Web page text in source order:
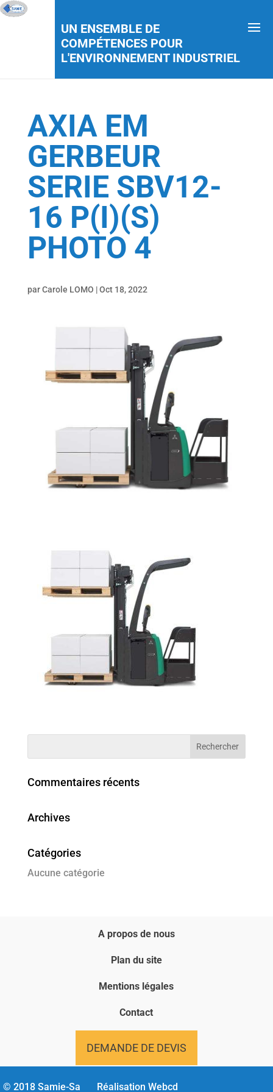
UN ENSEMBLE DE
COMPÉTENCES POUR
L'ENVIRONNEMENT INDUSTRIEL
AXIA EM
GERBEUR
SERIE SBV12-
16 P(I)(S)
PHOTO 4
parCarole LOMO |Oct 18, 2022
Commentaires récents
Archives
Catégories
Aucune catégorie
A propos de nous
Plan du site
Mentions légales
Contact
DEMANDE DE DEVIS
© 2018 Samie-Sa RéalisationWebcd